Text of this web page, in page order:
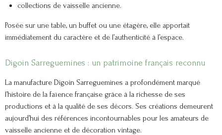
collections de vaisselle ancienne.
Posée sur une table, un buffet ou une étagère, elle apportait
immédiatement du caractère et de l’authenticité à l’espace.
Digoin Sarreguemines : un patrimoine français reconnu
La manufacture Digoin Sarreguemines a profondément marqué
l’histoire de la faïence française grâce à la richesse de ses
productions et à la qualité de ses décors. Ses créations demeurent
aujourd’hui des références incontournables pour les amateurs de
vaisselle ancienne et de décoration vintage.